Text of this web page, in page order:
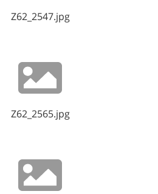
Z62_2547.jpg
Z62_2565.jpg